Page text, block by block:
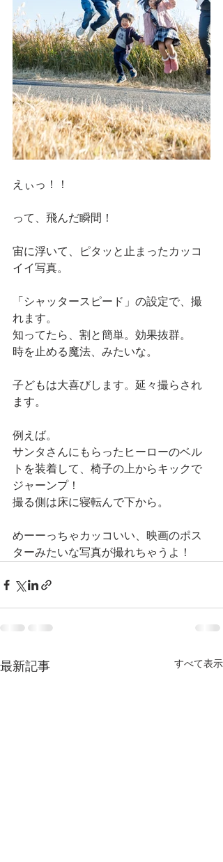
えぃっ！！
って、飛んだ瞬間！
宙に浮いて、ピタッと止まったカッコ
イイ写真。
「シャッタースピード」の設定で、撮
れます。
知ってたら、割と簡単。効果抜群。
時を止める魔法、みたいな。
子どもは大喜びします。延々撮らされ
ます。
例えば。
サンタさんにもらったヒーローのベル
トを装着して、椅子の上からキックで
ジャーンプ！
撮る側は床に寝転んで下から。
めーーっちゃカッコいい、映画のポス
ターみたいな写真が撮れちゃうよ！
最新記事 すべて表示